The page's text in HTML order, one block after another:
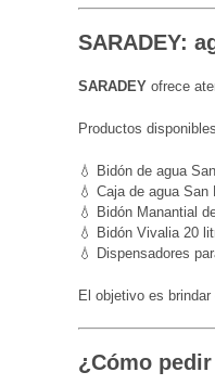
SARADEY:
SARADEY ofrece
Productos
💧 Bidón de agua
💧 Caja de agua San
💧 Bidón Manantial
💧 Bidón Vivalia 20
💧 Dispensadores
El objetivo es
¿Cómo